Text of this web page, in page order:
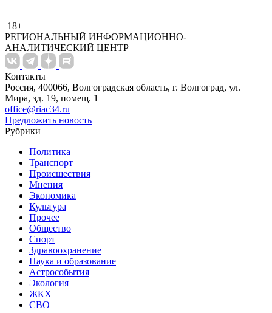
18+
РЕГИОНАЛЬНЫЙ ИНФОРМАЦИОННО-
АНАЛИТИЧЕСКИЙ ЦЕНТР
Контакты
Россия, 400066, Волгоградская область, г. Волгоград, ул.
Мира, зд. 19, помещ. 1
office@riac34.ru
Предложить новость
Рубрики
Политика
Транспорт
Происшествия
Мнения
Экономика
Культура
Прочее
Общество
Спорт
Здравоохранение
Наука и образование
Астрособытия
Экология
ЖКХ
СВО